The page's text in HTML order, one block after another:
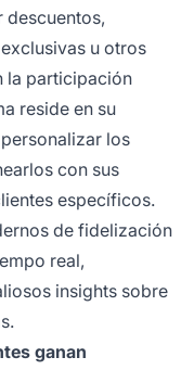
descuentos,
u otros
la participación
reside en su
los
con sus
específicos.
de fidelización
real,
insights sobre
ganan